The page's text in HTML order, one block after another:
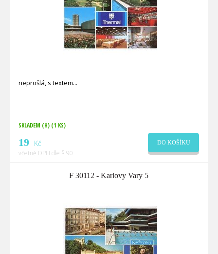
neprošlá, s textem
SKLADEM (H) (1 KS)
19 Kč
včetně DPH dle § 90
DO KOŠÍKU
F 30112 - Karlovy Vary 5